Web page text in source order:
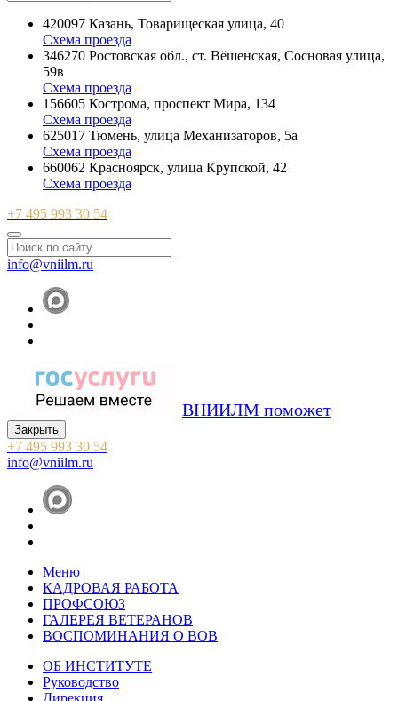
420097 Казань, Товарищеская улица, 40
Схема проезда
346270 Ростовская обл., ст. Вёшенская, Сосновая улица,
59в
Схема проезда
156605 Кострома, проспект Мира, 134
Схема проезда
625017 Тюмень, улица Механизаторов, 5а
Схема проезда
660062 Красноярск, улица Крупской, 42
Схема проезда
+7 495 993 30 54
info@vniilm.ru
ВНИИЛМ поможет
Закрыть
+7 495 993 30 54
info@vniilm.ru
Меню
КАДРОВАЯ РАБОТА
ПРОФСОЮЗ
ГАЛЕРЕЯ ВЕТЕРАНОВ
ВОСПОМИНАНИЯ О ВОВ
ОБ ИНСТИТУТЕ
Руководство
Дирекция